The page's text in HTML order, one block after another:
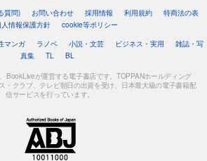
質問) お問い合わせ 採用情報 利用規約
特商法の表
情報保護方針
cookie等ポリシー
マンガ ラノベ 小説・文芸 ビジネス・実用
雑誌・写
真集
TL BL
BookLiveが運営する電子書店です。TOPPANホールディング
・クラブ、テレビ朝日の出資を受け、日本最大級の電子書籍配
信サービスを行っています。